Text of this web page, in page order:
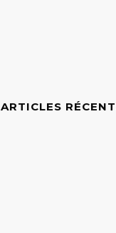
ARTICLES